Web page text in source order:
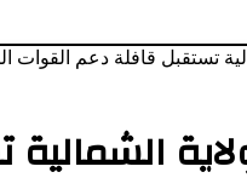
تستقبل قافلة دعم